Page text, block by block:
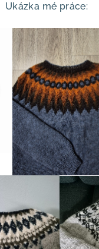
Ukázka mé práce: